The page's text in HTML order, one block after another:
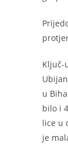
Ključ-
u
bilo i
lice u
je